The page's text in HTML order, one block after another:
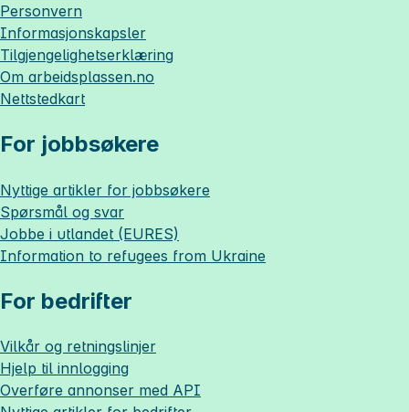
Personvern
Informasjonskapsler
Tilgjengelighetserklæring
Om arbeidsplassen.no
Nettstedkart
For jobbsøkere
Nyttige artikler for jobbsøkere
Spørsmål og svar
Jobbe i utlandet (EURES)
Information to refugees from Ukraine
For bedrifter
Vilkår og retningslinjer
Hjelp til innlogging
Overføre annonser med API